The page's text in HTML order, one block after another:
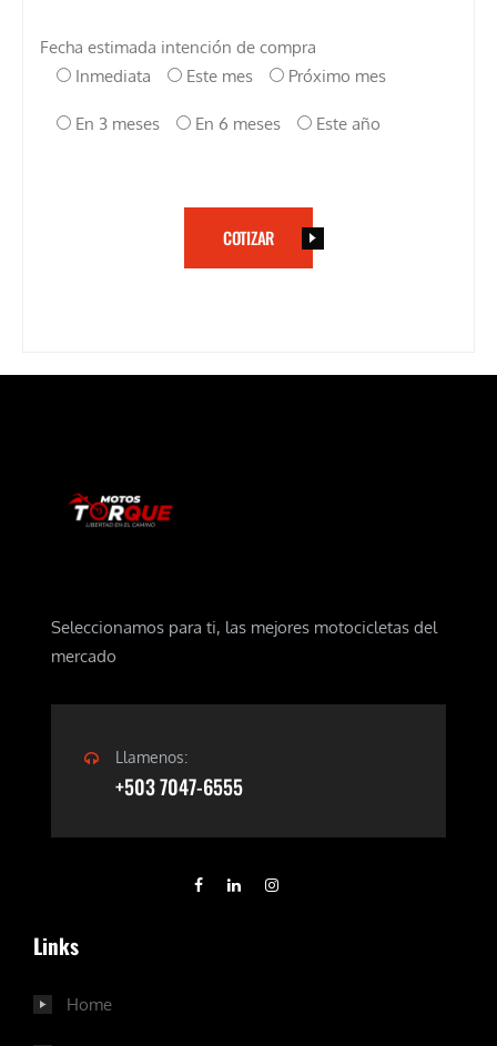
Fecha estimada intención de compra
Inmediata
Este mes Próximo mes
En 3 meses En 6 meses Este año
COTIZAR
Seleccionamos para ti, las mejores motocicletas del
mercado
Llamenos:
+503 7047-6555
Links
Home